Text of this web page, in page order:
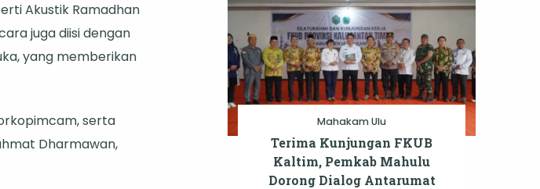
Akustik Ramadhan
juga diisi dengan
yang memberikan
serta
Dharmawan,
Mahakam Ulu
Terima Kunjungan FKUB
Kaltim, Pemkab Mahulu
Dorong Dialog Antarumat